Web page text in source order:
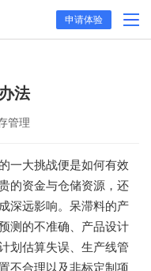
申请体验
法
管理
一大挑战便是如何有效
的资金与仓储资源，还
深远影响。呆滞料的产
测的不准确、产品设计
划估算失误、生产线管
不合理以及非标定制项